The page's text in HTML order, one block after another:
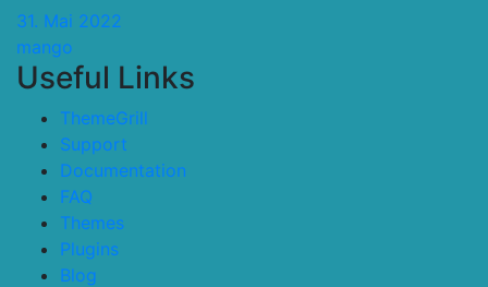
31. Mai 2022
mango
Useful Links
ThemeGrill
Support
Documentation
FAQ
Themes
Plugins
Blog